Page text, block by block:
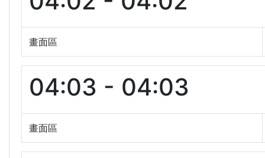
畫面區
04:03 - 04:03
畫面區